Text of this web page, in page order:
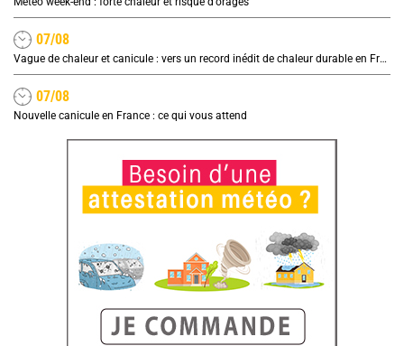
07/08
Vague de chaleur et canicule : vers un record inédit de chaleur durable en France
07/08
Nouvelle canicule en France : ce qui vous attend